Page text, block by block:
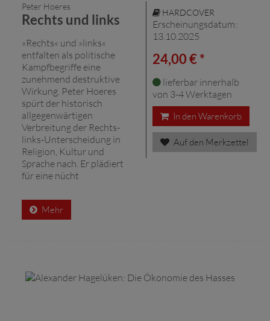
Peter Hoeres
Rechts und links
»Rechts« und »links«
entfalten als politische
Kampfbegriffe eine
zunehmend destruktive
Wirkung. Peter Hoeres
spürt der historisch
allgegenwärtigen
Verbreitung der Rechts-
links-Unterscheidung in
Religion, Kultur und
Sprache nach. Er plädiert
für eine nücht
Mehr
HARDCOVER
Erscheinungsdatum:
13.10.2025
24,00 € *
lieferbar innerhalb
von 3-4 Werktagen
In den Warenkorb
Auf den Merkzettel